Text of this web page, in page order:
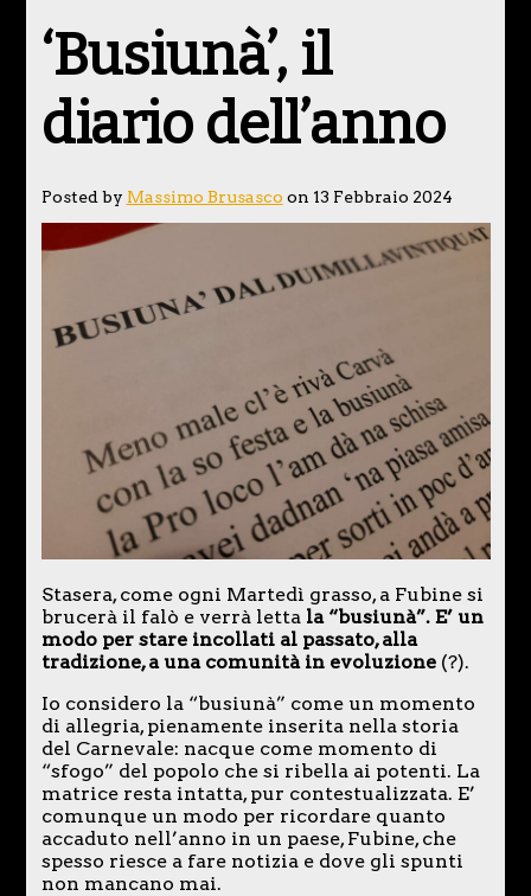
‘Busiunà’, il
diario dell’anno
Posted by Massimo Brusasco on 13 Febbraio 2024
Stasera, come ogni Martedì grasso, a Fubine si
brucerà il falò e verrà lettala “busiunà”. E’ un
modo per stare incollati al passato, alla
tradizione, a una comunità in evoluzione(?).
Io considero la “busiunà” come un momento
di allegria, pienamente inserita nella storia
del Carnevale: nacque come momento di
“sfogo” del popolo che si ribella ai potenti. La
matrice resta intatta, pur contestualizzata. E’
comunque un modo per ricordare quanto
accaduto nell’anno in un paese, Fubine, che
spesso riesce a fare notizia e dove gli spunti
non mancano mai.